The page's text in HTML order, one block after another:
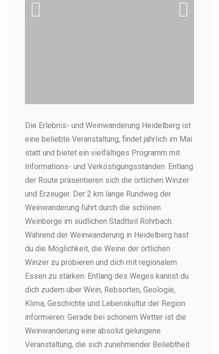
Beginnt von 59,00€
Chillen während der
Weinwanderung in Heidelberg
Das Weingut Clauer in Rohrbach ist ein beliebter
Stop während der Weinwanderung
Die Erlebnis- und Weinwanderung Heidelberg ist
eine beliebte Veranstaltung, findet jährlich im Mai
statt und bietet ein vielfältiges Programm mit
Informations- und Verköstigungsständen. Entlang
der Route präsentieren sich die örtlichen Winzer
und Erzeuger. Der 2 km lange Rundweg der
Weinwanderung führt durch die schönen
Weinberge im südlichen Stadtteil Rohrbach.
Während der Weinwanderung in Heidelberg hast
du die Möglichkeit, die Weine der örtlichen
Winzer zu probieren und dich mit regionalem
Essen zu stärken. Entlang des Weges kannst du
dich zudem über Wein, Rebsorten, Geologie,
Klima, Geschichte und Lebenskultur der Region
informieren. Gerade bei schönem Wetter ist die
Weinwanderung eine absolut gelungene
Veranstaltung, die sich zunehmender Beliebtheit